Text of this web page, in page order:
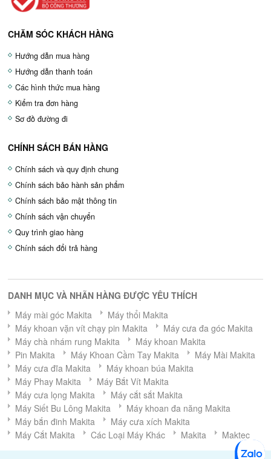
CHĂM SÓC KHÁCH HÀNG
Hướng dẫn mua hàng
Hướng dẫn thanh toán
Các hình thức mua hàng
Kiểm tra đơn hàng
Sơ đồ đường đi
CHÍNH SÁCH BÁN HÀNG
Chính sách và quy định chung
Chính sách bảo hành sản phẩm
Chính sách bảo mật thông tin
Chính sách vận chuyển
Quy trình giao hàng
Chính sách đổi trả hàng
DANH MỤC VÀ NHÃN HÀNG ĐƯỢC YÊU THÍCH
Máy mài góc Makita
Máy thổi Makita
Máy khoan vặn vít chạy pin Makita
Máy cưa đa góc Makita
Máy chà nhám rung Makita
Máy khoan Makita
Pin Makita
Máy Khoan Cầm Tay Makita
Máy Mài Makita
Máy cưa đĩa Makita
Máy khoan búa Makita
Máy Phay Makita
Máy Bắt Vít Makita
Máy cưa lọng Makita
Máy cắt sắt Makita
Máy Siết Bu Lông Makita
Máy khoan đa năng Makita
Máy bắn đinh Makita
Máy cưa xích Makita
Máy Cắt Makita
Các Loại Máy Khác Makita Maktec